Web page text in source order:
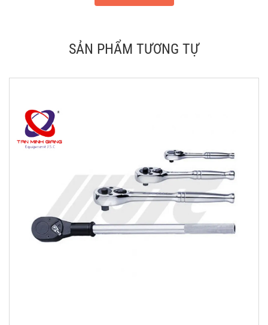
SẢN PHẨM TƯƠNG TỰ